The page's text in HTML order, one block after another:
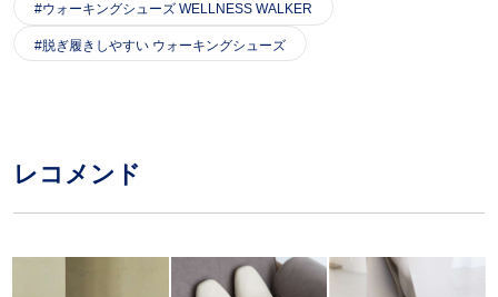
ウォーキングシューズ WELLNESS WALKER
脱ぎ履きしやすい ウォーキングシューズ
レコメンド